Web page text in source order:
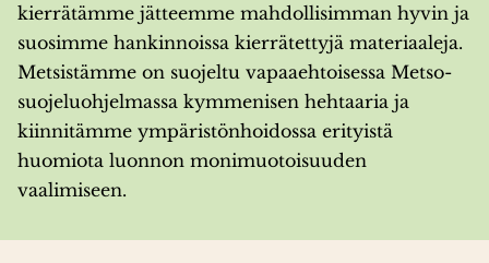
kierrätämme jätteemme mahdollisimman hyvin ja
suosimme hankinnoissa kierrätettyjä materiaaleja.
Metsistämme on suojeltu vapaaehtoisessa Metso-
suojeluohjelmassa kymmenisen hehtaaria ja
kiinnitämme ympäristönhoidossa erityistä
huomiota luonnon monimuotoisuuden
vaalimiseen.